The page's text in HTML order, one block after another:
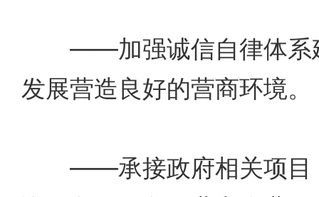
——加强诚信自律体系
发展营造良好的营商环境。
——承接政府相关项目